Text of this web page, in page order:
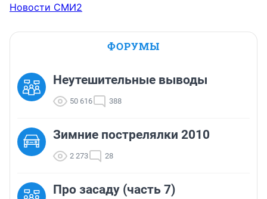
Новости СМИ2
ФОРУМЫ
Неутешительные выводы
50 616 388
Зимние пострелялки 2010
2 273 28
Про засаду (часть 7)